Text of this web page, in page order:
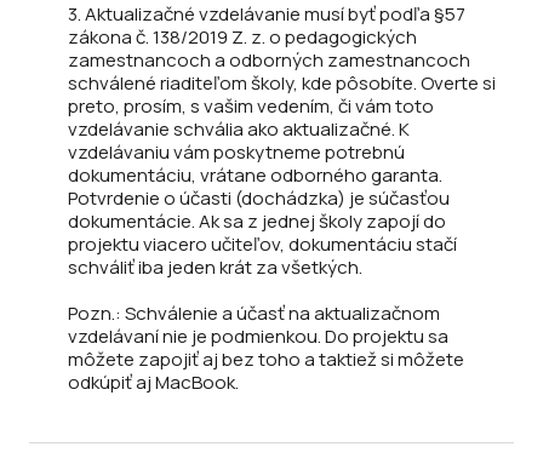
3. Aktualizačné vzdelávanie musí byť podľa §57
zákona č. 138/2019 Z. z. o pedagogických
zamestnancoch a odborných zamestnancoch
schválené riaditeľom školy, kde pôsobíte. Overte si
preto, prosím, s vašim vedením, či vám toto
vzdelávanie schvália ako aktualizačné. K
vzdelávaniu vám poskytneme potrebnú
dokumentáciu, vrátane odborného garanta.
Potvrdenie o účasti (dochádzka) je súčasťou
dokumentácie. Ak sa z jednej školy zapojí do
projektu viacero učiteľov, dokumentáciu stačí
schváliť iba jeden krát za všetkých.
Pozn.: Schválenie a účasť na aktualizačnom
vzdelávaní nie je podmienkou. Do projektu sa
môžete zapojiť aj bez toho a taktiež si môžete
odkúpiť aj MacBook.